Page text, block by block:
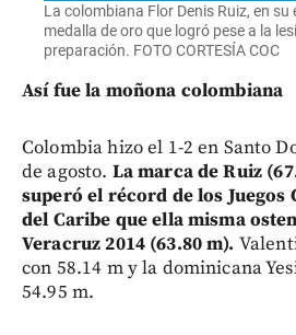
La colombiana Flor Denis Ruiz, en su
medalla de oro que logró pese a la
preparación. FOTO CORTESÍA COC
Así fue la moñona colombiana
Colombia hizo el 1-2 en Santo
de agosto. La marca de Ruiz
superó el récord de los Juegos
del Caribe que ella misma
Veracruz 2014 (63.80 m).
con 58.14 m y la dominicana
54.95 m.